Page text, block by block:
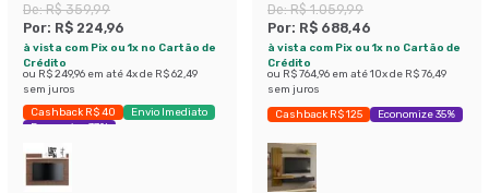
Preto
De:R$ 359,99
Por: R$ 224,96
à vista com Pix ou 1x no Cartão de
Crédito
ou R$ 249,96 em até4x de R$ 62,49
sem juros
Cashback R$ 40
Envio Imediato
Economize 37%
e Off White
De:R$ 1.059,99
Por: R$ 688,46
à vista com Pix ou 1x no Cartão de
Crédito
ou R$ 764,96 em até10x de R$ 76,49
sem juros
Cashback R$ 125 Economize 35%